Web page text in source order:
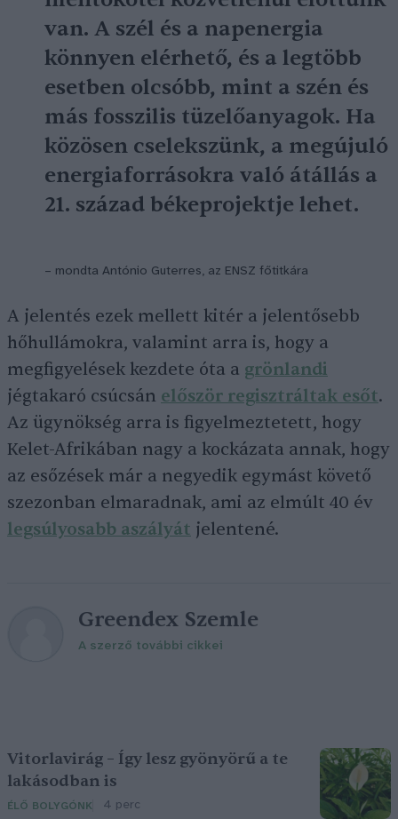
van. A szél és a napenergia
könnyen elérhető, és a legtöbb
esetben olcsóbb, mint a szén és
más fosszilis tüzelőanyagok. Ha
közösen cselekszünk, a megújuló
energiaforrásokra való átállás a
21. század békeprojektje lehet.
– mondta António Guterres, az ENSZ főtitkára
A jelentés ezek mellett kitér a jelentősebb
hőhullámokra, valamint arra is, hogy a
megfigyelések kezdete óta a grönlandi
jégtakaró csúcsán először regisztráltak esőt.
Az ügynökség arra is figyelmeztetett, hogy
Kelet-Afrikában nagy a kockázata annak, hogy
az esőzések már a negyedik egymást követő
szezonban elmaradnak, ami az elmúlt 40 év
legsúlyosabb aszályát jelentené.
Greendex Szemle
A szerző további cikkei
Vitorlavirág – Így lesz gyönyörű a te
lakásodban is
ÉLŐ BOLYGÓNK 4 perc